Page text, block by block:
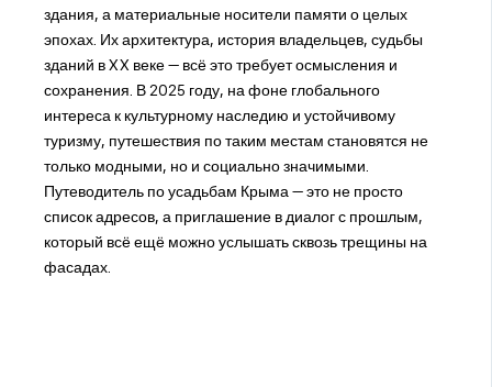
здания, а материальные носители памяти о целых
эпохах. Их архитектура, история владельцев, судьбы
зданий в XX веке — всё это требует осмысления и
сохранения. В 2025 году, на фоне глобального
интереса к культурному наследию и устойчивому
туризму, путешествия по таким местам становятся не
только модными, но и социально значимыми.
Путеводитель по усадьбам Крыма — это не просто
список адресов, а приглашение в диалог с прошлым,
который всё ещё можно услышать сквозь трещины на
фасадах.